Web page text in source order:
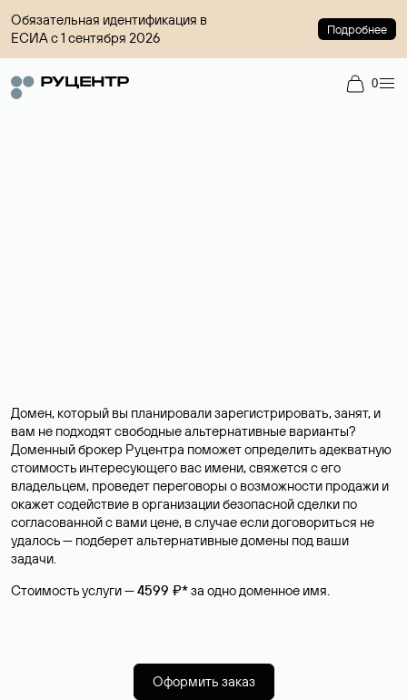
Обязательная идентификация в
ЕСИА с 1 сентября 2026
Подробнее
0
Домен, который вы планировали зарегистрировать, занят, и
вам не подходят свободные альтернативные варианты?
Доменный брокер Руцентра поможет определить адекватную
стоимость интересующего вас имени, свяжется с его
владельцем, проведет переговоры о возможности продажи и
окажет содействие в организации безопасной сделки по
согласованной с вами цене, в случае если договориться не
удалось — подберет альтернативные домены под ваши
задачи.
Стоимость услуги —4599 ₽*за одно доменное имя.
Оформить заказ